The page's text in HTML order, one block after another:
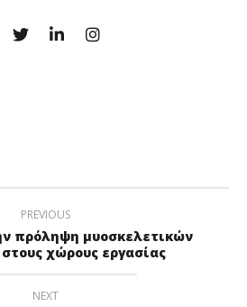
PREVIOUS
πρόληψη μυοσκελετικών
χώρους εργασίας
NEXT